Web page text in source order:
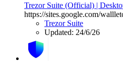
Trezor Suite (Official) |
https://sites.google.com/
Trezor Suite
Updated: 24/6/26